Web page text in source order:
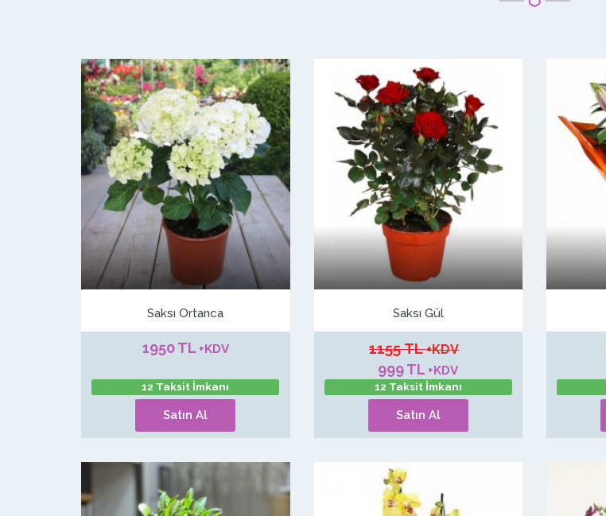
Saksı Ortanca
1950 TL +KDV
12 Taksit İmkanı
Satın Al
Saksı Gül
1155 TL+KDV
999 TL +KDV
12 Taksit İmkanı
Satın Al